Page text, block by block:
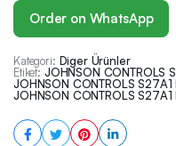
Order on WhatsApp
Kategori: Diger Ürünler
Etiket: JOHNSON CONTROLS
JOHNSON CONTROLS
JOHNSON CONTROLS